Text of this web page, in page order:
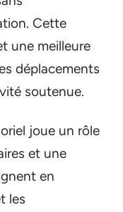
Cette
une meilleure
déplacements
soutenue.
joue un rôle
et une
en
les